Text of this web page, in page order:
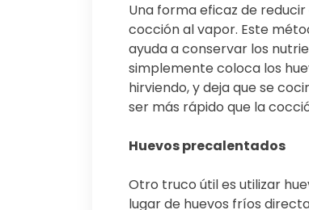
Una forma eficaz de
cocción al vapor. Este
ayuda a conservar los
simplemente coloca los
hirviendo, y deja que se
ser más rápido que la
Huevos precalentados
Otro truco útil es utilizar
lugar de huevos fríos